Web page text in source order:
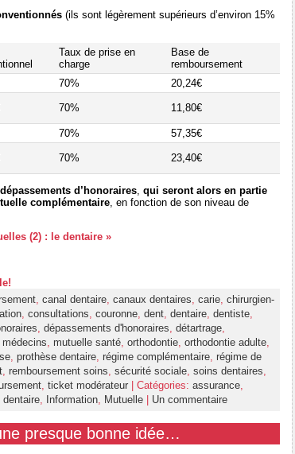
(ils sont légèrement supérieurs d’environ 15%
Taux de prise en
charge
Base de
remboursement
70%
20,24€
70% 11,80€
70%
57,35€
70% 23,40€
dépassements d’honoraires qui seront alors en partie
complémentaire , en fonction de son niveau de
(2) : le dentaire »
, canal dentaire, canaux dentaires, carie, chirurgien-
, consultations, couronne, dent, dentaire, dentiste,
, dépassements d'honoraires, détartrage,
médecins, mutuelle santé, orthodontie, orthodontie adulte,
, prothèse dentaire, régime complémentaire, régime de
, remboursement soins, sécurité sociale, soins dentaires,
, ticket modérateur | Catégories: assurance,
dentaire, Information, Mutuelle Un commentaire
presque bonne idée…